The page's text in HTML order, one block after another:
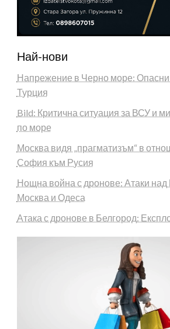
Най-нови
Напрежение в Черно море: Опасни
Турция
Bild: Критична ситуация за ВСУ и
по море
Москва видя „прагматизъм“ в
София към Русия
Нощна война с дронове: Атаки над
Москва и Одеса
Атака с дронове в Белгород: